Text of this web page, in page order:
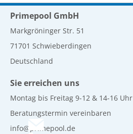
Primepool GmbH
Markgröninger Str. 51
71701 Schwieberdingen
Deutschland
Sie erreichen uns
Montag bis Freitag 9-12 & 14-16 Uhr
Beratungstermin vereinbaren
info@primepool.de